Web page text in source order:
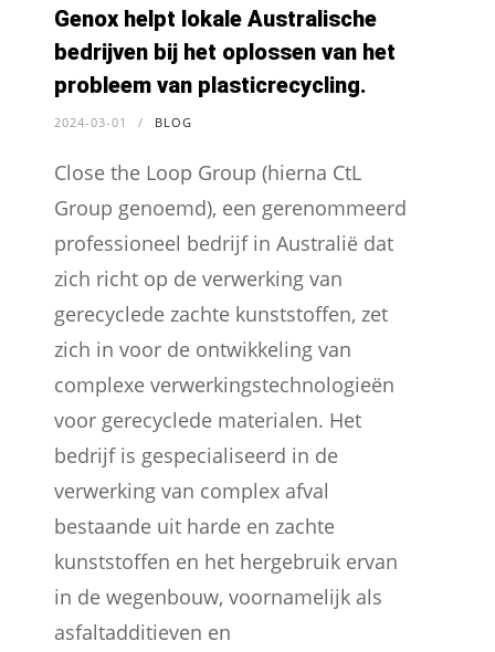
Genox helpt lokale Australische
bedrijven bij het oplossen van het
probleem van plasticrecycling.
2024-03-01 / BLOG
Close the Loop Group (hierna CtL
Group genoemd), een gerenommeerd
professioneel bedrijf in Australië dat
zich richt op de verwerking van
gerecyclede zachte kunststoffen, zet
zich in voor de ontwikkeling van
complexe verwerkingstechnologieën
voor gerecyclede materialen. Het
bedrijf is gespecialiseerd in de
verwerking van complex afval
bestaande uit harde en zachte
kunststoffen en het hergebruik ervan
in de wegenbouw, voornamelijk als
asfaltadditieven en